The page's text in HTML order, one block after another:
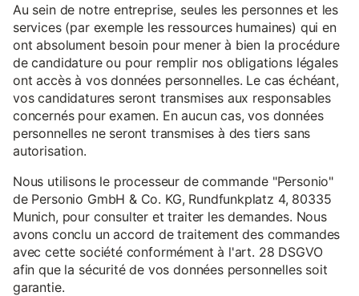
Au sein de notre entreprise, seules les personnes et les
services (par exemple les ressources humaines) qui en
ont absolument besoin pour mener à bien la procédure
de candidature ou pour remplir nos obligations légales
ont accès à vos données personnelles. Le cas échéant,
vos candidatures seront transmises aux responsables
concernés pour examen. En aucun cas, vos données
personnelles ne seront transmises à des tiers sans
autorisation.
Nous utilisons le processeur de commande "Personio"
de Personio GmbH & Co. KG, Rundfunkplatz 4, 80335
Munich, pour consulter et traiter les demandes. Nous
avons conclu un accord de traitement des commandes
avec cette société conformément à l'art. 28 DSGVO
afin que la sécurité de vos données personnelles soit
garantie.